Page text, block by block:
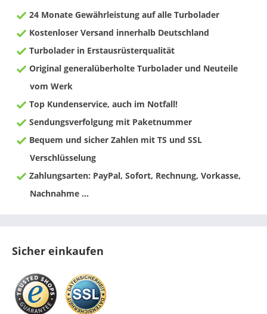
24 Monate Gewährleistung auf alle Turbolader
Kostenloser Versand innerhalb Deutschland
Turbolader in Erstausrüsterqualität
Original generalüberholte Turbolader und Neuteile
vom Werk
Top Kundenservice, auch im Notfall!
Sendungsverfolgung mit Paketnummer
Bequem und sicher Zahlen mit TS und SSL
Verschlüsselung
Zahlungsarten: PayPal, Sofort, Rechnung, Vorkasse,
Nachnahme ...
Sicher einkaufen